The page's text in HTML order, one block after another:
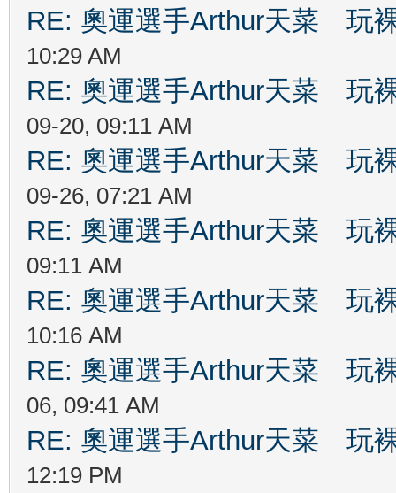
RE: 奧運選手Arthur天菜 玩
10:29 AM
RE: 奧運選手Arthur天菜 玩
09-20, 09:11 AM
RE: 奧運選手Arthur天菜 玩
09-26, 07:21 AM
RE: 奧運選手Arthur天菜 玩
09:11 AM
RE: 奧運選手Arthur天菜 玩
10:16 AM
RE: 奧運選手Arthur天菜 玩
06, 09:41 AM
RE: 奧運選手Arthur天菜 玩
12:19 PM